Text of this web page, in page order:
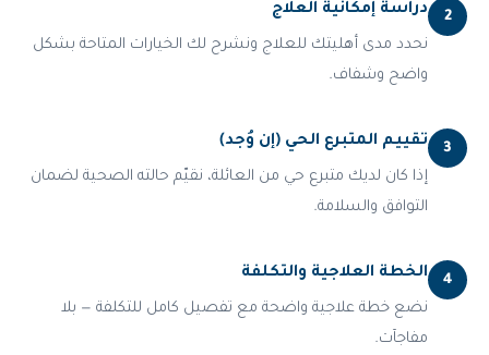
2 دراسة إمكانية العلاج
نحدد مدى أهليتك للعلاج ونشرح لك الخيارات المتاحة بشكل
واضح وشفاف.
3 تقييم المتبرع الحي (إن وُجد)
إذا كان لديك متبرع حي من العائلة، نقيّم حالته الصحية لضمان
التوافق والسلامة.
4 الخطة العلاجية والتكلفة
نضع خطة علاجية واضحة مع تفصيل كامل للتكلفة — بلا
مفاجآت.